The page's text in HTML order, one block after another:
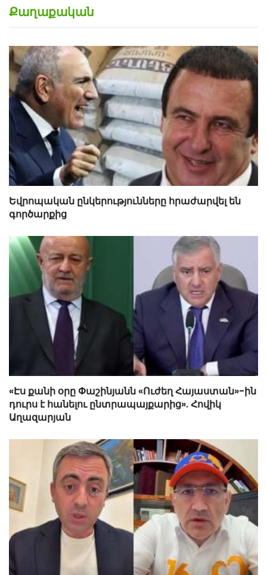
Քաղաքական
Եվրոպական ընկերությունները հրաժարվել են
գործարքից
«Էս քանի օրը Փաշինյանն «Ուժեղ Հայաստան»-ին
դուրս է հանելու ընտրապայքարից». Հովիկ
Աղազարյան